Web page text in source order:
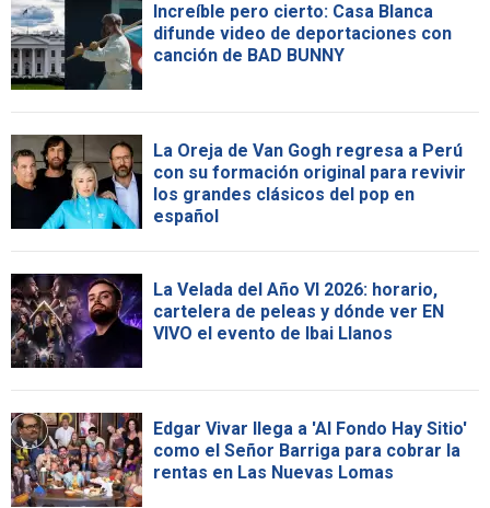
Increíble pero cierto: Casa Blanca
difunde video de deportaciones con
canción de BAD BUNNY
La Oreja de Van Gogh regresa a Perú
con su formación original para revivir
los grandes clásicos del pop en
español
La Velada del Año VI 2026: horario,
cartelera de peleas y dónde ver EN
VIVO el evento de Ibai Llanos
Edgar Vivar llega a 'Al Fondo Hay Sitio'
como el Señor Barriga para cobrar la
rentas en Las Nuevas Lomas